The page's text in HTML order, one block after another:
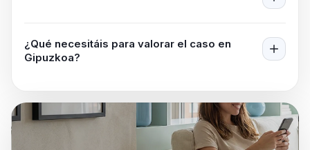
¿Qué necesitáis para valorar el caso en
Gipuzkoa?